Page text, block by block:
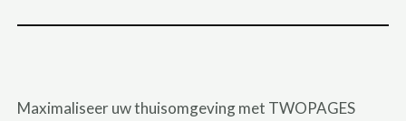
Maximaliseer uw thuisomgeving met TWOPAGES